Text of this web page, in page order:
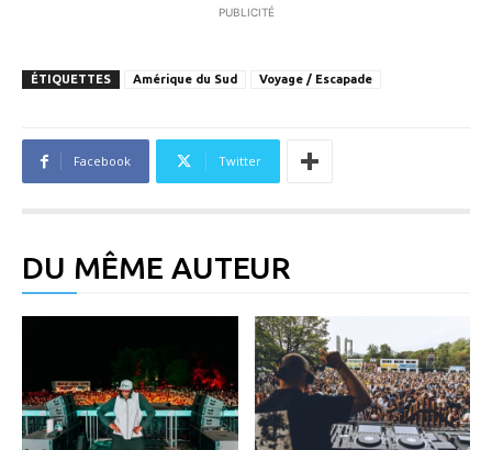
PUBLICITÉ
ÉTIQUETTES Amérique du Sud Voyage / Escapade
Facebook Twitter
DU MÊME AUTEUR